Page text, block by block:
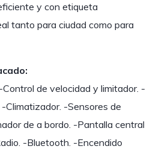
y con etiqueta
tanto para ciudad como para
de velocidad y limitador. -
Climatizador. -Sensores de
de a bordo. -Pantalla central
-Bluetooth. -Encendido